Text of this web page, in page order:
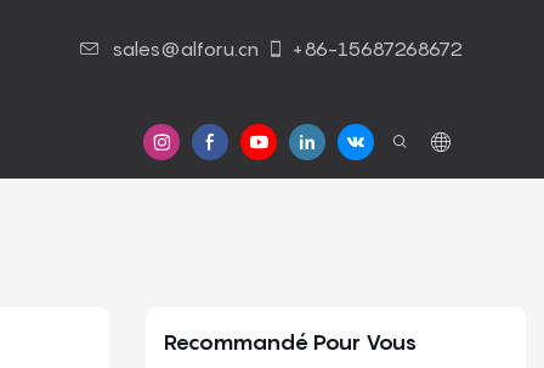
sales@alforu.cn +86-15687268672
Nous Contacter
Recommandé Pour Vous